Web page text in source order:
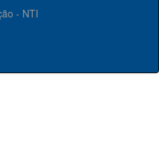
- NTI